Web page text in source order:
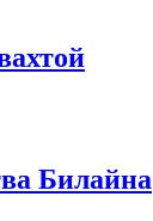
Билайна